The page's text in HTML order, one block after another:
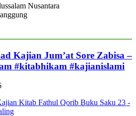
Nusantara
Kajian Jum’at Sore Zabisa –
#kitabhikam #kajianislami